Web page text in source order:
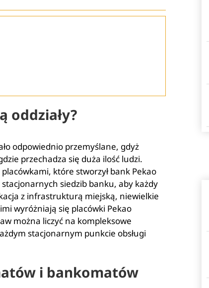
oddziały?
odpowiednio przemyślane, gdyż
przechadza się duża ilość ludzi.
które stworzył bank Pekao
siedzib banku, aby każdy
z infrastrukturą miejską, niewielkie
wyróżniają się placówki Pekao
można liczyć na kompleksowe
stacjonarnym punkcie obsługi
i bankomatów